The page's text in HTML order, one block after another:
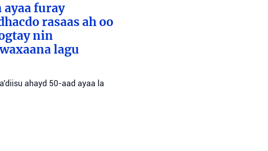
ayaa furay
rasaas ah oo
nin
lagu
ahayd 50-aad ayaa la